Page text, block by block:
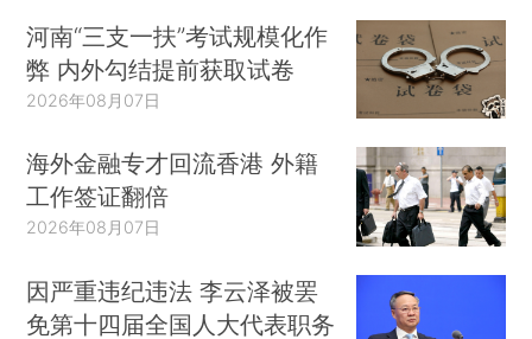
河南“三支一扶”考试规模化作
弊 内外勾结提前获取试卷
2026年08月07日
海外金融专才回流香港 外籍
工作签证翻倍
2026年08月07日
因严重违纪违法 李云泽被罢
免第十四届全国人大代表职务